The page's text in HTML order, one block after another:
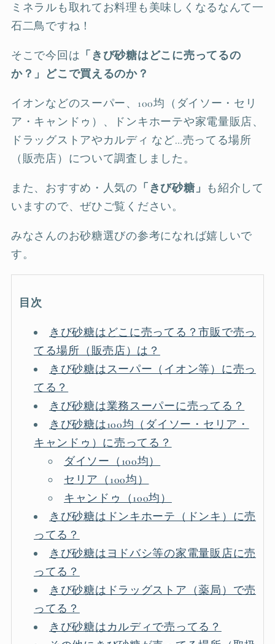
ミネラルも取れてお料理も美味しくなるなんて一
石二鳥ですね！
そこで今回は 「きび砂糖はどこに売ってるの
か？」どこで買えるのか？
イオンなどのスーパー、100均（ダイソー・セリ
ア・キャンドゥ）、ドンキホーテや家電量販店、
ドラッグストアやカルディ など…売ってる場所
（販売店）について調査しました。
また、おすすめ・人気の 「きび砂糖」 も紹介して
いますので、ぜひご覧ください。
みなさんのお砂糖選びの参考になれば嬉しいで
す。
目次
きび砂糖はどこに売ってる？市販で売っ
てる場所（販売店）は？
きび砂糖はスーパー（イオン等）に売っ
てる？
きび砂糖は業務スーパーに売ってる？
きび砂糖は100均（ダイソー・セリア・
キャンドゥ）に売ってる？
ダイソー（100均）
セリア（100均）
キャンドゥ（100均）
きび砂糖はドンキホーテ（ドンキ）に売
ってる？
きび砂糖はヨドバシ等の家電量販店に売
ってる？
きび砂糖はドラッグストア（薬局）で売
ってる？
きび砂糖はカルディで売ってる？